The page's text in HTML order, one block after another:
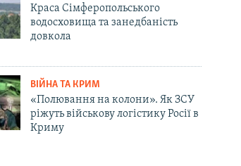
Краса Сімферопольського
водосховища та занедбаність
довкола
ВІЙНА ТА КРИМ
«Полювання на колони». Як ЗСУ
ріжуть військову логістику Росії в
Криму